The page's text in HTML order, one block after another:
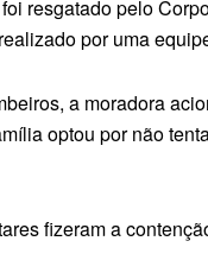
resgatado pelo
por uma
a moradora
optou por não
fizeram a